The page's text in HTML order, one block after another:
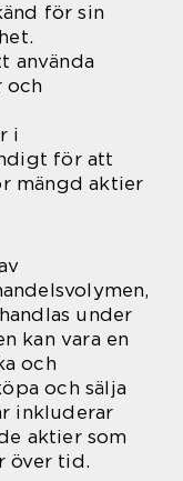
för sin
använda
och
i
för att
mängd aktier
under
kan vara en
och
och sälja
inkluderar
aktier som
över tid.